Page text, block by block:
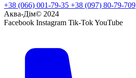
+38 (066) 001-79-35 +38 (097) 80-79-709
Аква-Дім© 2024
Facebook Instagram Tik-TokYouTube